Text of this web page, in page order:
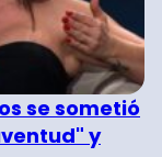
se sometió
y